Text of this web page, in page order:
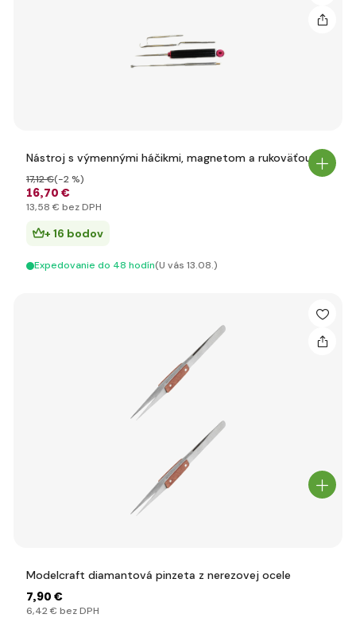
Nástroj s výmennými háčikmi, magnetom a rukoväťou
16,70 €
17,12 €(-2 %)
13,58 € bez DPH
+ 16 bodov
Expedovanie do 48 hodín(U vás 13.08.)
Modelcraft diamantová pinzeta z nerezovej ocele
7,90 €
6,42 € bez DPH